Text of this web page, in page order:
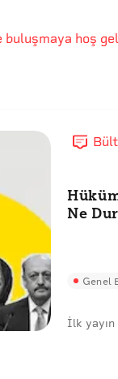
buluşmaya hoş
Ne
Genel
İlk yayın